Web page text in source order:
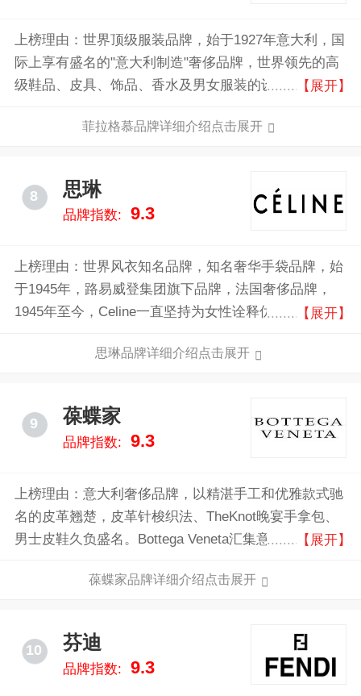
上榜理由：世界顶级服装品牌，始于1927年意大利，国
际上享有盛名的"意大利制造"奢侈品牌，世界领先的高
级鞋品、皮具、饰品、香水及男女服装的设计者、制造
【展开】
菲拉格慕品牌详细介绍点击展开
8 思琳
品牌指数: 9.3
上榜理由：世界风衣知名品牌，知名奢华手袋品牌，始
于1945年，路易威登集团旗下品牌，法国奢侈品牌，
1945年至今，Celine一直坚持为女性诠释优雅、创造时
【展开】
思琳品牌详细介绍点击展开
9 葆蝶家
品牌指数: 9.3
上榜理由：意大利奢侈品牌，以精湛手工和优雅款式驰
名的皮革翘楚，皮革针梭织法、TheKnot晚宴手拿包、
男士皮鞋久负盛名。Bottega Veneta汇集意大利出色传
能，以及创新的设计为宗旨，秉承瑰丽细致、注重美感
系列、家居艺术及香氛系列等。
【展开】
葆蝶家品牌详细介绍点击展开
10 芬迪
品牌指数: 9.3